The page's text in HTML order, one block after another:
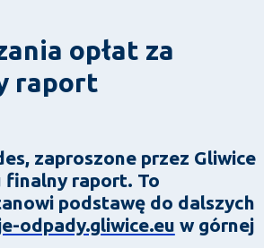
opłat za
raport
zaproszone przez Gliwice
finalny raport. To
podstawę do dalszych
odpady.gliwice.eu w górnej